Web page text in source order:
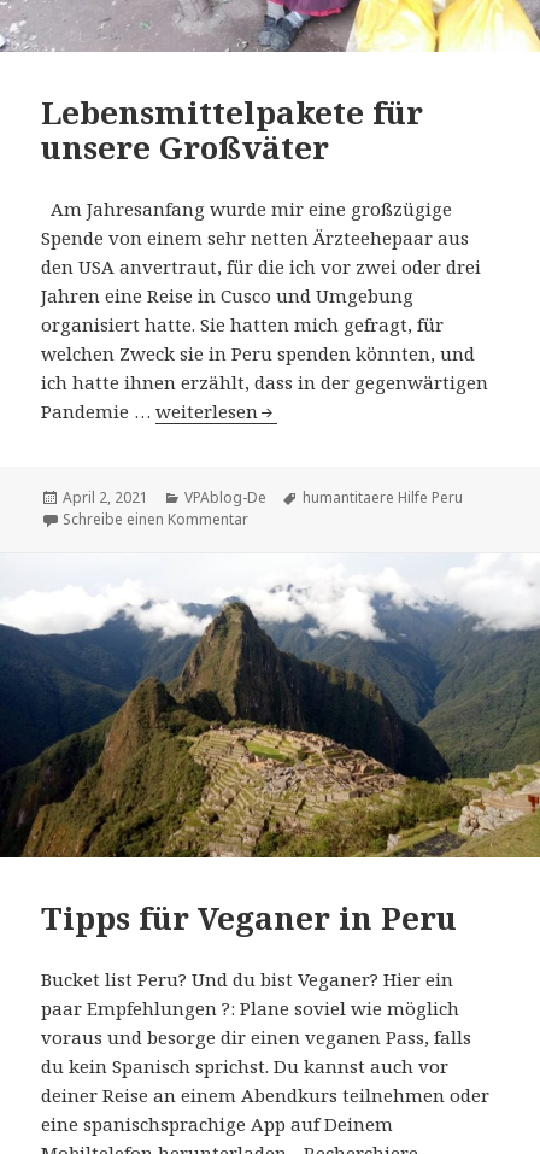
Lebensmittelpakete für
unsere Großväter
Am Jahresanfang wurde mir eine großzügige
Spende von einem sehr netten Ärzteehepaar aus
den USA anvertraut, für die ich vor zwei oder drei
Jahren eine Reise in Cusco und Umgebung
organisiert hatte. Sie hatten mich gefragt, für
welchen Zweck sie in Peru spenden könnten, und
ich hatte ihnen erzählt, dass in der gegenwärtigen
Pandemie …Lebensmittelpakete für unsere Großväter
weiterlesen
Veröffentlicht
am
April 2, 2021 Kategorien
VPAblog-De Tags
humantitaere Hilfe Peru
Schreibe einen Kommentarzu Lebensmittelpakete für unsere
Tipps für Veganer in Peru
Bucket list Peru? Und du bist Veganer? Hier ein
paar Empfehlungen ?: Plane soviel wie möglich
voraus und besorge dir einen veganen Pass, falls
du kein Spanisch sprichst. Du kannst auch vor
deiner Reise an einem Abendkurs teilnehmen oder
eine spanischsprachige App auf Deinem